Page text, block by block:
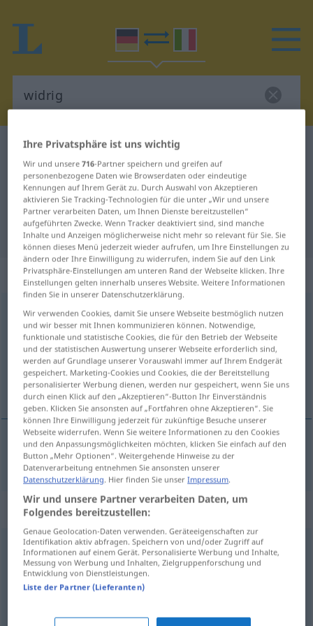
Deutsch-Italienisch Wörterbuch
Deutsch-Italienisch Übersetzung
für "widrig"
"widrig" Italienisch Übersetzung
„widrig“: Adjektiv
widrigadj
Übersicht aller Übersetzungen
(Für mehr Details die Übersetzung anklicken/antippen)
contrario
contrario widrig
Synonyme für "widrig"
importun (geh.),unpassend,ungünstig,unangebracht
ungeeignet,unbrauchbar,inadäquat (geh., lat.)
Ihre Privatsphäre ist uns wichtig
Wir und unsere716-Partner speichern und greifen auf
personenbezogene Daten wie Browserdaten oder eindeutige
Kennungen auf Ihrem Gerät zu. Durch Auswahl von Akzeptieren
aktivieren Sie Tracking-Technologien für die unter „Wir und unsere
Partner verarbeiten Daten, um Ihnen Dienste bereitzustellen“
aufgeführten Zwecke. Wenn Tracker deaktiviert sind, sind manche
Inhalte und Anzeigen möglicherweise nicht mehr so relevant für Sie. Sie
können dieses Menü jederzeit wieder aufrufen, um Ihre Einstellungen zu
ändern oder Ihre Einwilligung zu widerrufen, indem Sie auf den Link
Privatsphäre-Einstellungen am unteren Rand der Webseite klicken. Ihre
Einstellungen gelten innerhalb unseres Website. Weitere Informationen
finden Sie in unserer Datenschutzerklärung.
Wir verwenden Cookies, damit Sie unsere Webseite bestmöglich nutzen
und wir besser mit Ihnen kommunizieren können. Notwendige,
funktionale und statistische Cookies, die für den Betrieb der Webseite
und der statistischen Auswertung unserer Webseite erforderlich sind,
werden auf Grundlage unserer Vorauswahl immer auf Ihrem Endgerät
gespeichert. Marketing-Cookies und Cookies, die der Bereitstellung
personalisierter Werbung dienen, werden nur gespeichert, wenn Sie uns
durch einen Klick auf den „Akzeptieren“-Button Ihr Einverständnis
geben. Klicken Sie ansonsten auf „Fortfahren ohne Akzeptieren“. Sie
können Ihre Einwilligung jederzeit für zukünftige Besuche unserer
Webseite widerrufen. Wenn Sie weitere Informationen zu den Cookies
und den Anpassungsmöglichkeiten möchten, klicken Sie einfach auf den
Button „Mehr Optionen“. Weitergehende Hinweise zu der
Datenverarbeitung entnehmen Sie ansonsten unserer
Datenschutzerklärung. Hier finden Sie unserImpressum.
Wir und unsere Partner verarbeiten Daten, um
Folgendes bereitzustellen:
Genaue Geolocation-Daten verwenden. Geräteeigenschaften zur
Identifikation aktiv abfragen. Speichern von und/oder Zugriff auf
Informationen auf einem Gerät. Personalisierte Werbung und Inhalte,
Messung von Werbung und Inhalten, Zielgruppenforschung und
Entwicklung von Dienstleistungen.
Liste der Partner (Lieferanten)